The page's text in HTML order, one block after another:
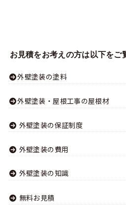
お見積をお考えの方は以下をご
外壁塗装の塗料
外壁塗装・屋根工事の屋根材
外壁塗装の保証制度
外壁塗装の費用
外壁塗装の知識
無料お見積